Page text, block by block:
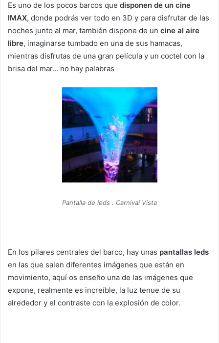
Es uno de los pocos barcos que disponen de un cine
IMAX, donde podrás ver todo en 3D y para disfrutar de las
noches junto al mar, también dispone de un cine al aire
libre, imaginarse tumbado en una de sus hamacas,
mientras disfrutas de una gran película y un coctel con la
brisa del mar… no hay palabras
Pantalla de leds . Carnival Vista
En los pilares centrales del barco, hay unas pantallas leds
en las que salen diferentes imágenes que están en
movimiento, aquí os enseño una de las imágenes que
expone, realmente es increíble, la luz tenue de su
alrededor y el contraste con la explosión de color.